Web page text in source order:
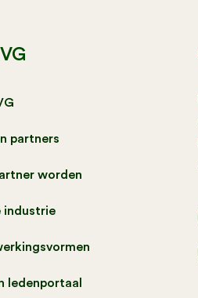
partners
worden
industrie
ledenportaal